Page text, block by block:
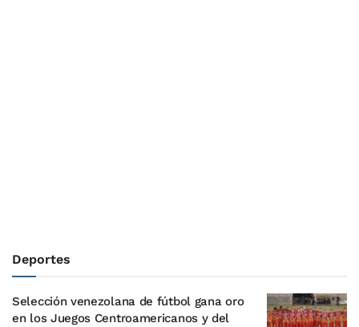
Deportes
Selección venezolana de fútbol gana oro
en los Juegos Centroamericanos y del